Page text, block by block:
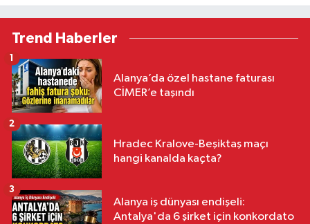
Trend Haberler
Alanya’da özel hastane faturası
CİMER’e taşındı
1
Hradec Kralove-Beşiktaş maçı
hangi kanalda kaçta?
2
Alanya iş dünyası endişeli:
Antalya'da 6 şirket için konkordato
3